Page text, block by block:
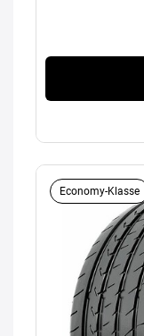
Economy-Klasse